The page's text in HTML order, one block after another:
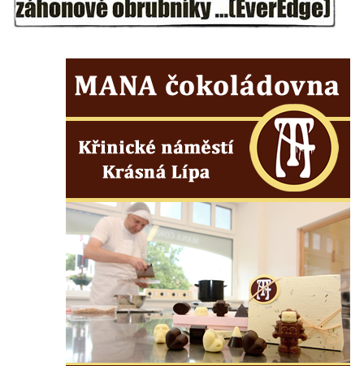
Kostel svatého Jakuba Většího v Cítolibech
Kostel svatého Klementa ve Chlumčanech
Kaple svatého Václava ve Vlčí
Kaple západně od Veltěž u silnice do
Kaple Panny Marie Růžencové na návsi v
Konětopech
Výklenková kaple u silnice jižně od Hřivic
Kostel svatého Jakuba ve Hřivicích
Kaple svatého Vavřince na návsi v
Touchovicích
Kaple u polní cesty východně od zámku v
Jimlíně